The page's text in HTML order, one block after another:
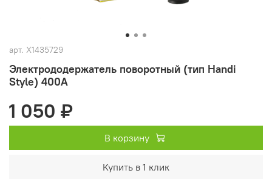
арт. X1435729
Электрододержатель поворотный (тип Handi
Style) 400A
1 050 ₽
В корзину
Купить в 1 клик